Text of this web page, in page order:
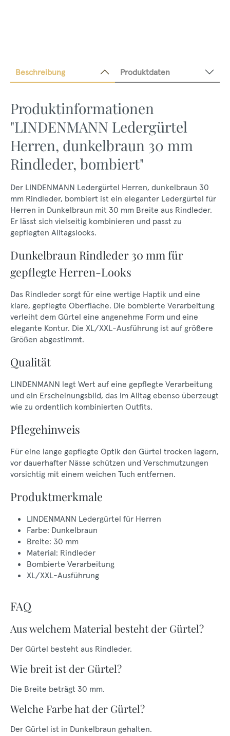
Beschreibung Produktdaten
Produktinformationen
"LINDENMANN Ledergürtel
Herren, dunkelbraun 30 mm
Rindleder, bombiert"
Der LINDENMANN Ledergürtel Herren, dunkelbraun 30
mm Rindleder, bombiert ist ein eleganter Ledergürtel für
Herren in Dunkelbraun mit 30 mm Breite aus Rindleder.
Er lässt sich vielseitig kombinieren und passt zu
gepflegten Alltagslooks.
Dunkelbraun Rindleder 30 mm für
gepflegte Herren-Looks
Das Rindleder sorgt für eine wertige Haptik und eine
klare, gepflegte Oberfläche. Die bombierte Verarbeitung
verleiht dem Gürtel eine angenehme Form und eine
elegante Kontur. Die XL/XXL-Ausführung ist auf größere
Größen abgestimmt.
Qualität
LINDENMANN legt Wert auf eine gepflegte Verarbeitung
und ein Erscheinungsbild, das im Alltag ebenso überzeugt
wie zu ordentlich kombinierten Outfits.
Pflegehinweis
Für eine lange gepflegte Optik den Gürtel trocken lagern,
vor dauerhafter Nässe schützen und Verschmutzungen
vorsichtig mit einem weichen Tuch entfernen.
Produktmerkmale
LINDENMANN Ledergürtel für Herren
Farbe: Dunkelbraun
Breite: 30 mm
Material: Rindleder
Bombierte Verarbeitung
XL/XXL-Ausführung
FAQ
Aus welchem Material besteht der Gürtel?
Der Gürtel besteht aus Rindleder.
Wie breit ist der Gürtel?
Die Breite beträgt 30 mm.
Welche Farbe hat der Gürtel?
Der Gürtel ist in Dunkelbraun gehalten.